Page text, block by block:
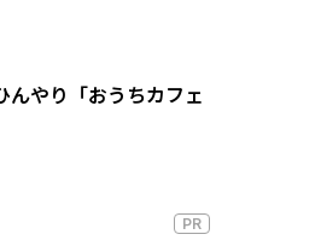
やり「おうちカフェ
PR